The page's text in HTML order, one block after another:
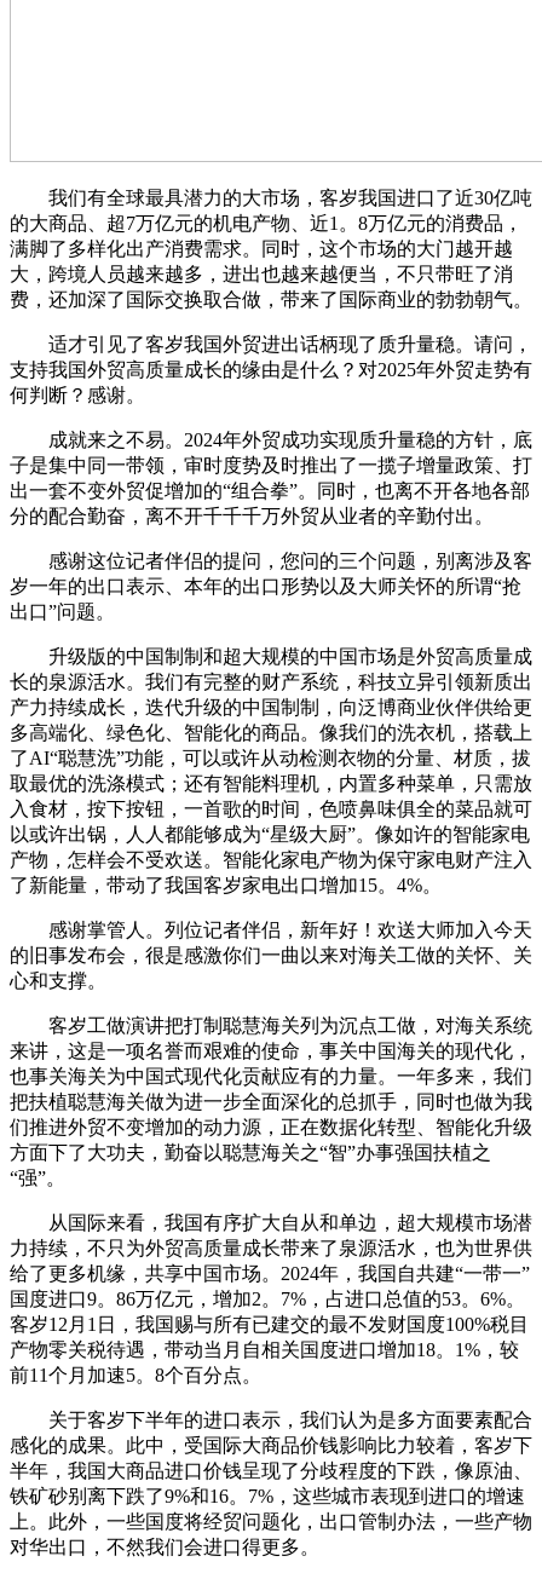
我们有全球最具潜力的大市场，客岁我国进口了近30亿吨
的大商品、超7万亿元的机电产物、近1。8万亿元的消费品，
满脚了多样化出产消费需求。同时，这个市场的大门越开越
大，跨境人员越来越多，进出也越来越便当，不只带旺了消
费，还加深了国际交换取合做，带来了国际商业的勃勃朝气。
适才引见了客岁我国外贸进出话柄现了质升量稳。请问，
支持我国外贸高质量成长的缘由是什么？对2025年外贸走势有
何判断？感谢。
成就来之不易。2024年外贸成功实现质升量稳的方针，底
子是集中同一带领，审时度势及时推出了一揽子增量政策、打
出一套不变外贸促增加的“组合拳”。同时，也离不开各地各部
分的配合勤奋，离不开千千千万外贸从业者的辛勤付出。
感谢这位记者伴侣的提问，您问的三个问题，别离涉及客
岁一年的出口表示、本年的出口形势以及大师关怀的所谓“抢
出口”问题。
升级版的中国制制和超大规模的中国市场是外贸高质量成
长的泉源活水。我们有完整的财产系统，科技立异引领新质出
产力持续成长，迭代升级的中国制制，向泛博商业伙伴供给更
多高端化、绿色化、智能化的商品。像我们的洗衣机，搭载上
了AI“聪慧洗”功能，可以或许从动检测衣物的分量、材质，拔
取最优的洗涤模式；还有智能料理机，内置多种菜单，只需放
入食材，按下按钮，一首歌的时间，色喷鼻味俱全的菜品就可
以或许出锅，人人都能够成为“星级大厨”。像如许的智能家电
产物，怎样会不受欢送。智能化家电产物为保守家电财产注入
了新能量，带动了我国客岁家电出口增加15。4%。
感谢掌管人。列位记者伴侣，新年好！欢送大师加入今天
的旧事发布会，很是感激你们一曲以来对海关工做的关怀、关
心和支撑。
客岁工做演讲把打制聪慧海关列为沉点工做，对海关系统
来讲，这是一项名誉而艰难的使命，事关中国海关的现代化，
也事关海关为中国式现代化贡献应有的力量。一年多来，我们
把扶植聪慧海关做为进一步全面深化的总抓手，同时也做为我
们推进外贸不变增加的动力源，正在数据化转型、智能化升级
方面下了大功夫，勤奋以聪慧海关之“智”办事强国扶植之
“强”。
从国际来看，我国有序扩大自从和单边，超大规模市场潜
力持续，不只为外贸高质量成长带来了泉源活水，也为世界供
给了更多机缘，共享中国市场。2024年，我国自共建“一带一”
国度进口9。86万亿元，增加2。7%，占进口总值的53。6%。
客岁12月1日，我国赐与所有已建交的最不发财国度100%税目
产物零关税待遇，带动当月自相关国度进口增加18。1%，较
前11个月加速5。8个百分点。
关于客岁下半年的进口表示，我们认为是多方面要素配合
感化的成果。此中，受国际大商品价钱影响比力较着，客岁下
半年，我国大商品进口价钱呈现了分歧程度的下跌，像原油、
铁矿砂别离下跌了9%和16。7%，这些城市表现到进口的增速
上。此外，一些国度将经贸问题化，出口管制办法，一些产物
对华出口，不然我们会进口得更多。